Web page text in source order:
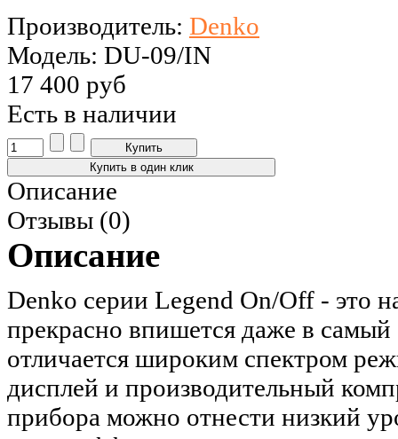
Производитель: Denko
Модель: DU-09/IN
17 400 руб
Есть в наличии
Описание
Отзывы (0)
Описание
Denko серии Legend On/Off - это
прекрасно впишется даже в
отличается широким спектром
дисплей и производительный
прибора можно отнести низкий